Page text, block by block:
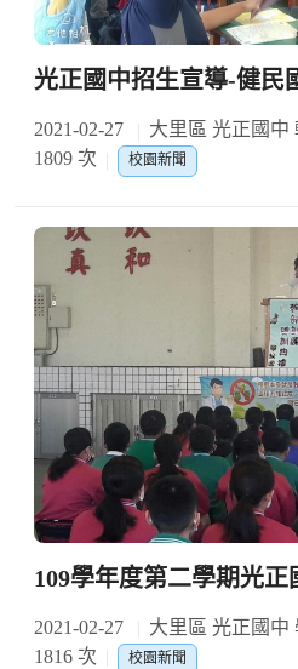
光正國中招生宣導-健民
2021-02-27 大里區 光正國中
1809 次
校園新聞
109學年度第二學期光正
2021-02-27 大里區 光正國中
1816 次
校園新聞